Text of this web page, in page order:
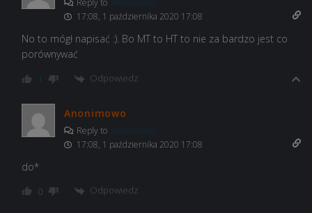
Reply to Anonimowo
17:08, 1 października 2020 17:08
No to mógł napisać :). Bo MT to HT to nie za bardzo jest co
porównywać
1 Odpowiedz
Anonimowo
Reply to Anonimowo
17:08, 1 października 2020 17:08
do*
0 Odpowiedz